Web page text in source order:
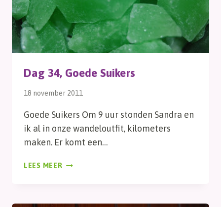
Dag 34, Goede Suikers
18 november 2011
Goede Suikers Om 9 uur stonden Sandra en
ik al in onze wandeloutfit, kilometers
maken. Er komt een…
LEES MEER DAG